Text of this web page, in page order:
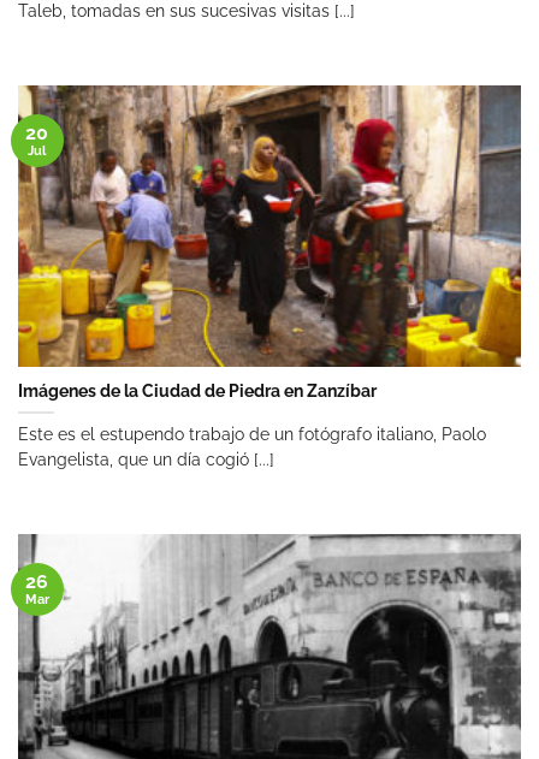
Taleb, tomadas en sus sucesivas visitas [...]
Imágenes de la Ciudad de Piedra en Zanzíbar
Este es el estupendo trabajo de un fotógrafo italiano, Paolo
Evangelista, que un día cogió [...]
20
Jul
26
Mar